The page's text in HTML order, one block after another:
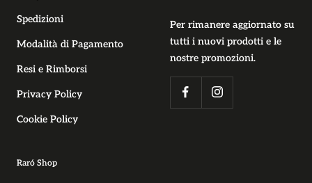
Spedizioni
Modalità di Pagamento
Resi e Rimborsi
Privacy Policy
Cookie Policy
Per rimanere aggiornato su
tutti i nuovi prodotti e le
nostre promozioni.
Raró Shop